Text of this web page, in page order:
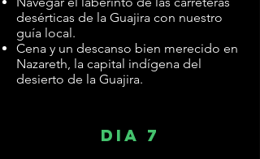
desérticas de la Guajira con nuestro
guía local.
Cena y un descanso bien merecido en
Nazareth, la capital indígena del
desierto de la Guajira.
dia 7